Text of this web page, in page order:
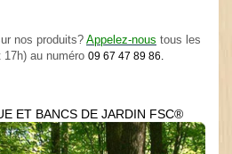
nos produits? Appelez-nous tous les
au numéro 09 67 47 89 86.
ET BANCS DE JARDIN FSC®